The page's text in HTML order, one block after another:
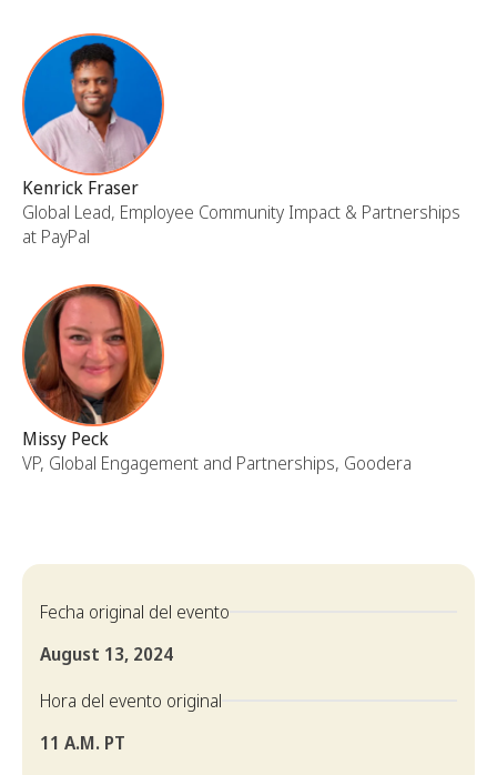
Kenrick Fraser
Global Lead, Employee Community Impact & Partnerships
at PayPal
Missy Peck
VP, Global Engagement and Partnerships, Goodera
Fecha original del evento
August 13, 2024
Hora del evento original
11 A.M. PT